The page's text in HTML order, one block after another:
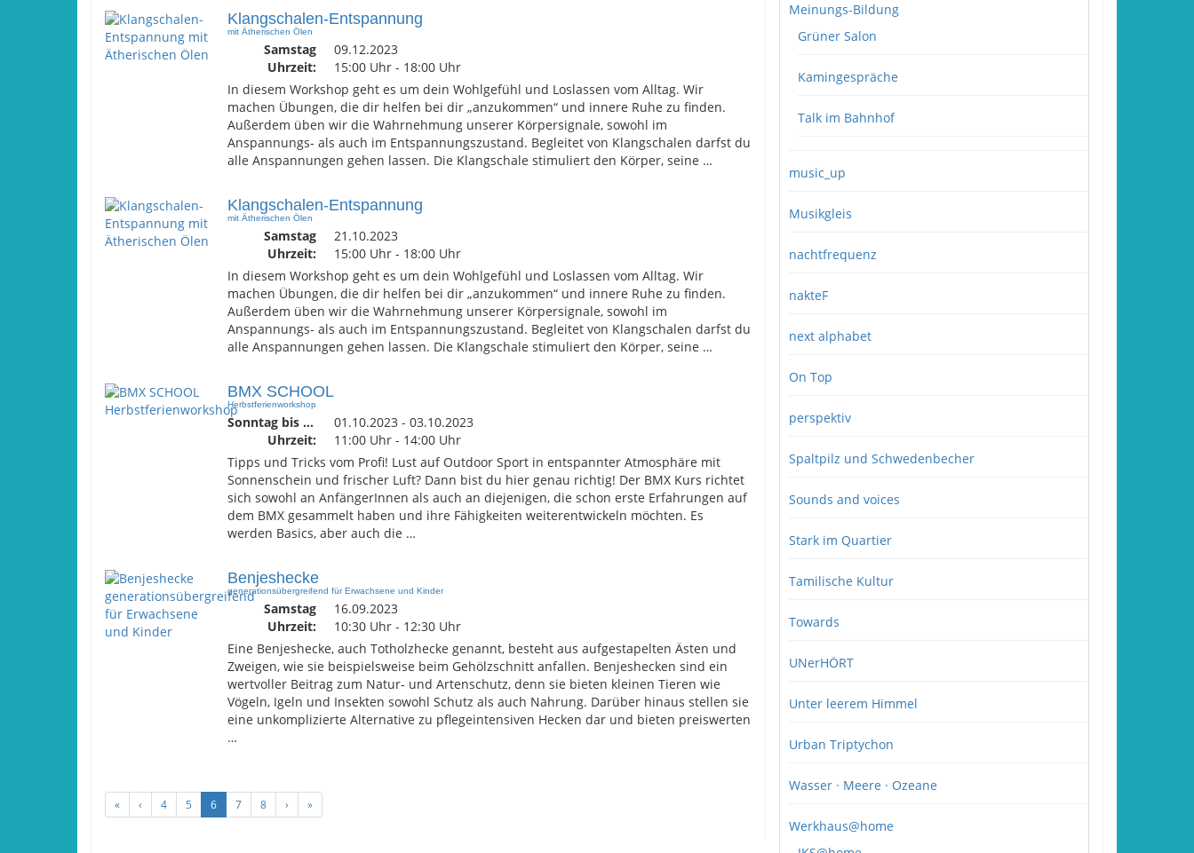
Klangschalen-Entspannung
mit Ätherischen Ölen
Samstag
09.12.2023
Uhrzeit:
15:00 Uhr - 18:00 Uhr
In diesem Workshop geht es um dein Wohlgefühl und Loslassen vom Alltag. Wir
machen Übungen, die dir helfen bei dir „anzukommen“ und innere Ruhe zu finden.
Außerdem üben wir die Wahrnehmung unserer Körpersignale, sowohl im
Anspannungs- als auch im Entspannungszustand. Begleitet von Klangschalen darfst du
alle Anspannungen gehen lassen. Die Klangschale stimuliert den Körper, seine …
Klangschalen-Entspannung
mit Ätherischen Ölen
Samstag
21.10.2023
Uhrzeit:
15:00 Uhr - 18:00 Uhr
In diesem Workshop geht es um dein Wohlgefühl und Loslassen vom Alltag. Wir
machen Übungen, die dir helfen bei dir „anzukommen“ und innere Ruhe zu finden.
Außerdem üben wir die Wahrnehmung unserer Körpersignale, sowohl im
Anspannungs- als auch im Entspannungszustand. Begleitet von Klangschalen darfst du
alle Anspannungen gehen lassen. Die Klangschale stimuliert den Körper, seine …
BMX SCHOOL
Herbstferienworkshop
Sonntag bis Dienstag
01.10.2023 - 03.10.2023
Uhrzeit:
11:00 Uhr - 14:00 Uhr
Tipps und Tricks vom Profi! Lust auf Outdoor Sport in entspannter Atmosphäre mit
Sonnenschein und frischer Luft? Dann bist du hier genau richtig! Der BMX Kurs richtet
sich sowohl an AnfängerInnen als auch an diejenigen, die schon erste Erfahrungen auf
dem BMX gesammelt haben und ihre Fähigkeiten weiterentwickeln möchten. Es
werden Basics, aber auch die …
Benjeshecke
generationsübergreifend für Erwachsene und Kinder
Samstag
16.09.2023
Uhrzeit:
10:30 Uhr - 12:30 Uhr
Eine Benjeshecke, auch Totholzhecke genannt, besteht aus aufgestapelten Ästen und
Zweigen, wie sie beispielsweise beim Gehölzschnitt anfallen. Benjeshecken sind ein
wertvoller Beitrag zum Natur- und Artenschutz, denn sie bieten kleinen Tieren wie
Vögeln, Igeln und Insekten sowohl Schutz als auch Nahrung. Darüber hinaus stellen sie
eine unkomplizierte Alternative zu pflegeintensiven Hecken dar und bieten preiswerten
…
« ‹ 4 5 6 7 8 › »
Meinungs-Bildung
Grüner Salon
Kamingespräche
Talk im Bahnhof
music_up
Musikgleis
nachtfrequenz
nakteF
next alphabet
On Top
perspektiv
Spaltpilz und Schwedenbecher
Sounds and voices
Stark im Quartier
Tamilische Kultur
Towards
UNerHÖRT
Unter leerem Himmel
Urban Triptychon
Wasser · Meere · Ozeane
Werkhaus@home